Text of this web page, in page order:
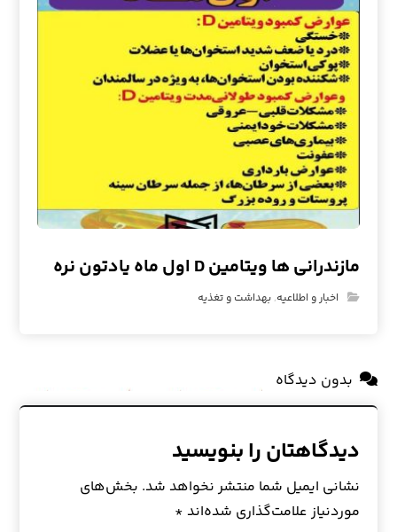
مازندرانی ها ویتامین D اول ماه یادتون نره
اخبار و اطلاعیه,بهداشت و تغذیه
بدون دیدگاه
دیدگاهتان را بنویسید
نشانی ایمیل شما منتشر نخواهد شد. بخش‌های
موردنیاز علامت‌گذاری شده‌اند *